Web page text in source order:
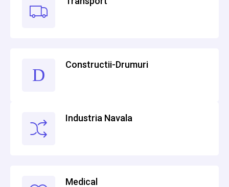
Constructii-Drumuri
Industria Navala
Medical